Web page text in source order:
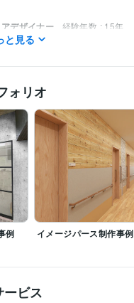
デザイナー 経験年数 : 15年
数 : 15年
/ 設計監理 経験年数 : 15年
/ 施工管理・監理
2010年2月 ~ 現在
2008年3月 ~ 2010年1月
取得年 : 2017年
ター 取得年 : 2008年
ィブツール
PowerDirector:3年SketchUp:3年
年
と見る
ォリオ
例 イメージパース制作事例
ービス